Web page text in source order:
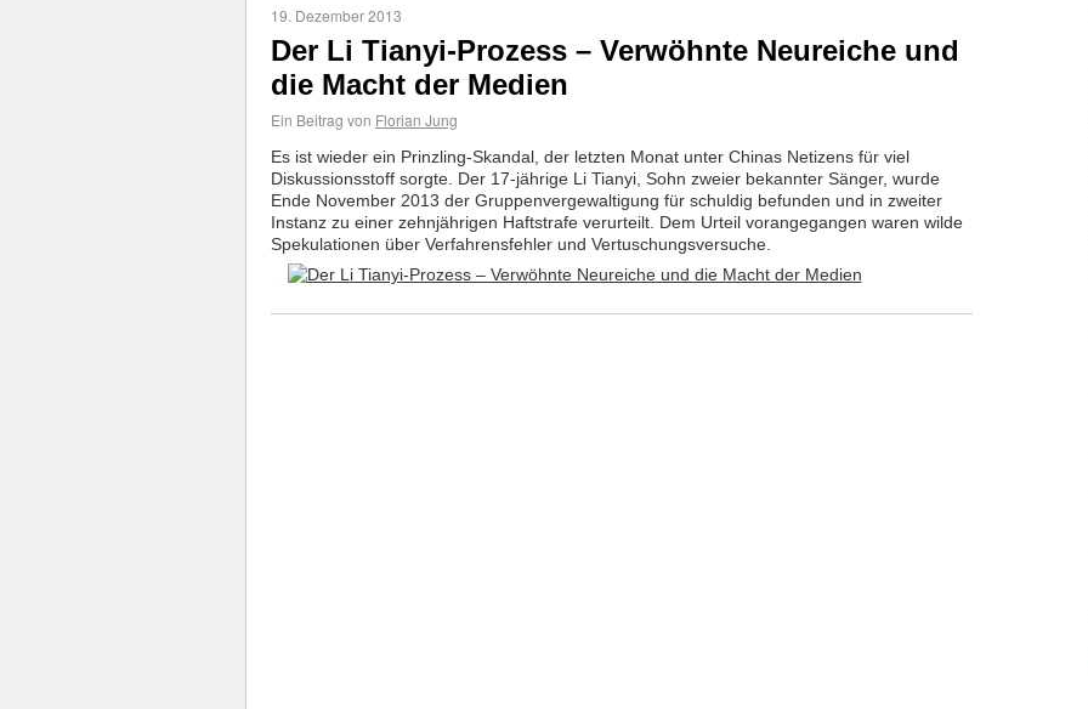
19. Dezember 2013
Der Li Tianyi-Prozess – Verwöhnte Neureiche und
die Macht der Medien
Ein Beitrag von Florian Jung
Es ist wieder ein Prinzling-Skandal, der letzten Monat unter Chinas Netizens für viel
Diskussionsstoff sorgte. Der 17-jährige Li Tianyi, Sohn zweier bekannter Sänger, wurde
Ende November 2013 der Gruppenvergewaltigung für schuldig befunden und in zweiter
Instanz zu einer zehnjährigen Haftstrafe verurteilt. Dem Urteil vorangegangen waren wilde
Spekulationen über Verfahrensfehler und Vertuschungsversuche.